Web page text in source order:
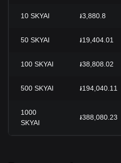
10 SKYAI ៛3,880.8
50 SKYAI ៛19,404.01
100 SKYAI ៛38,808.02
500 SKYAI ៛194,040.11
1000
SKYAI
៛388,080.23